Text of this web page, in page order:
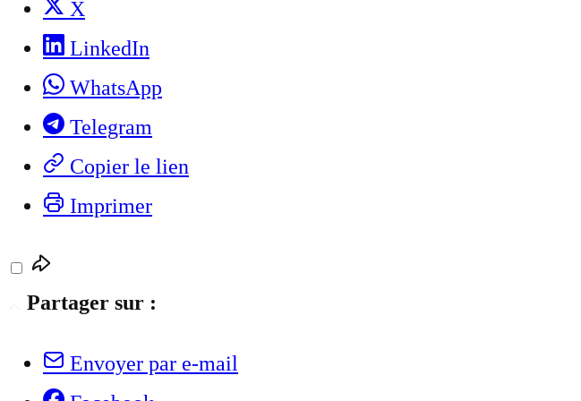
X
LinkedIn
WhatsApp
Telegram
Copier le lien
Imprimer
Partager sur :
Envoyer par e-mail